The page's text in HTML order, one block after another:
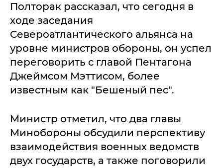
Полторак рассказал, что сегодня в
ходе заседания
Североатлантического альянса на
уровне министров обороны, он успел
переговорить с главой Пентагона
Джеймсом Мэттисом, более
известным как "Бешеный пес".
Министр отметил, что два главы
Минобороны обсудили перспективу
взаимодействия военных ведомств
двух государств, а также поговорили